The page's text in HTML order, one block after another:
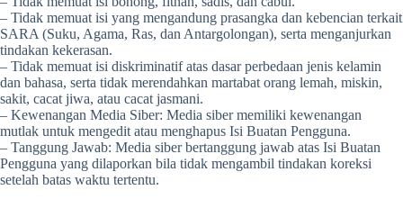
– Tidak memuat isi yang mengandung prasangka dan kebencian terkait
SARA (Suku, Agama, Ras, dan Antargolongan), serta menganjurkan
tindakan kekerasan.
– Tidak memuat isi diskriminatif atas dasar perbedaan jenis kelamin
dan bahasa, serta tidak merendahkan martabat orang lemah, miskin,
sakit, cacat jiwa, atau cacat jasmani.
– Kewenangan Media Siber: Media siber memiliki kewenangan
mutlak untuk mengedit atau menghapus Isi Buatan Pengguna.
– Tanggung Jawab: Media siber bertanggung jawab atas Isi Buatan
Pengguna yang dilaporkan bila tidak mengambil tindakan koreksi
setelah batas waktu tertentu.